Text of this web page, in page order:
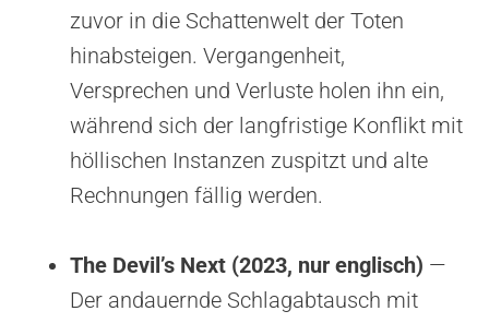
zuvor in die Schattenwelt der Toten
hinabsteigen. Vergangenheit,
Versprechen und Verluste holen ihn ein,
während sich der langfristige Konflikt mit
höllischen Instanzen zuspitzt und alte
Rechnungen fällig werden.
The Devil’s Next (2023, nur englisch) —
Der andauernde Schlagabtausch mit